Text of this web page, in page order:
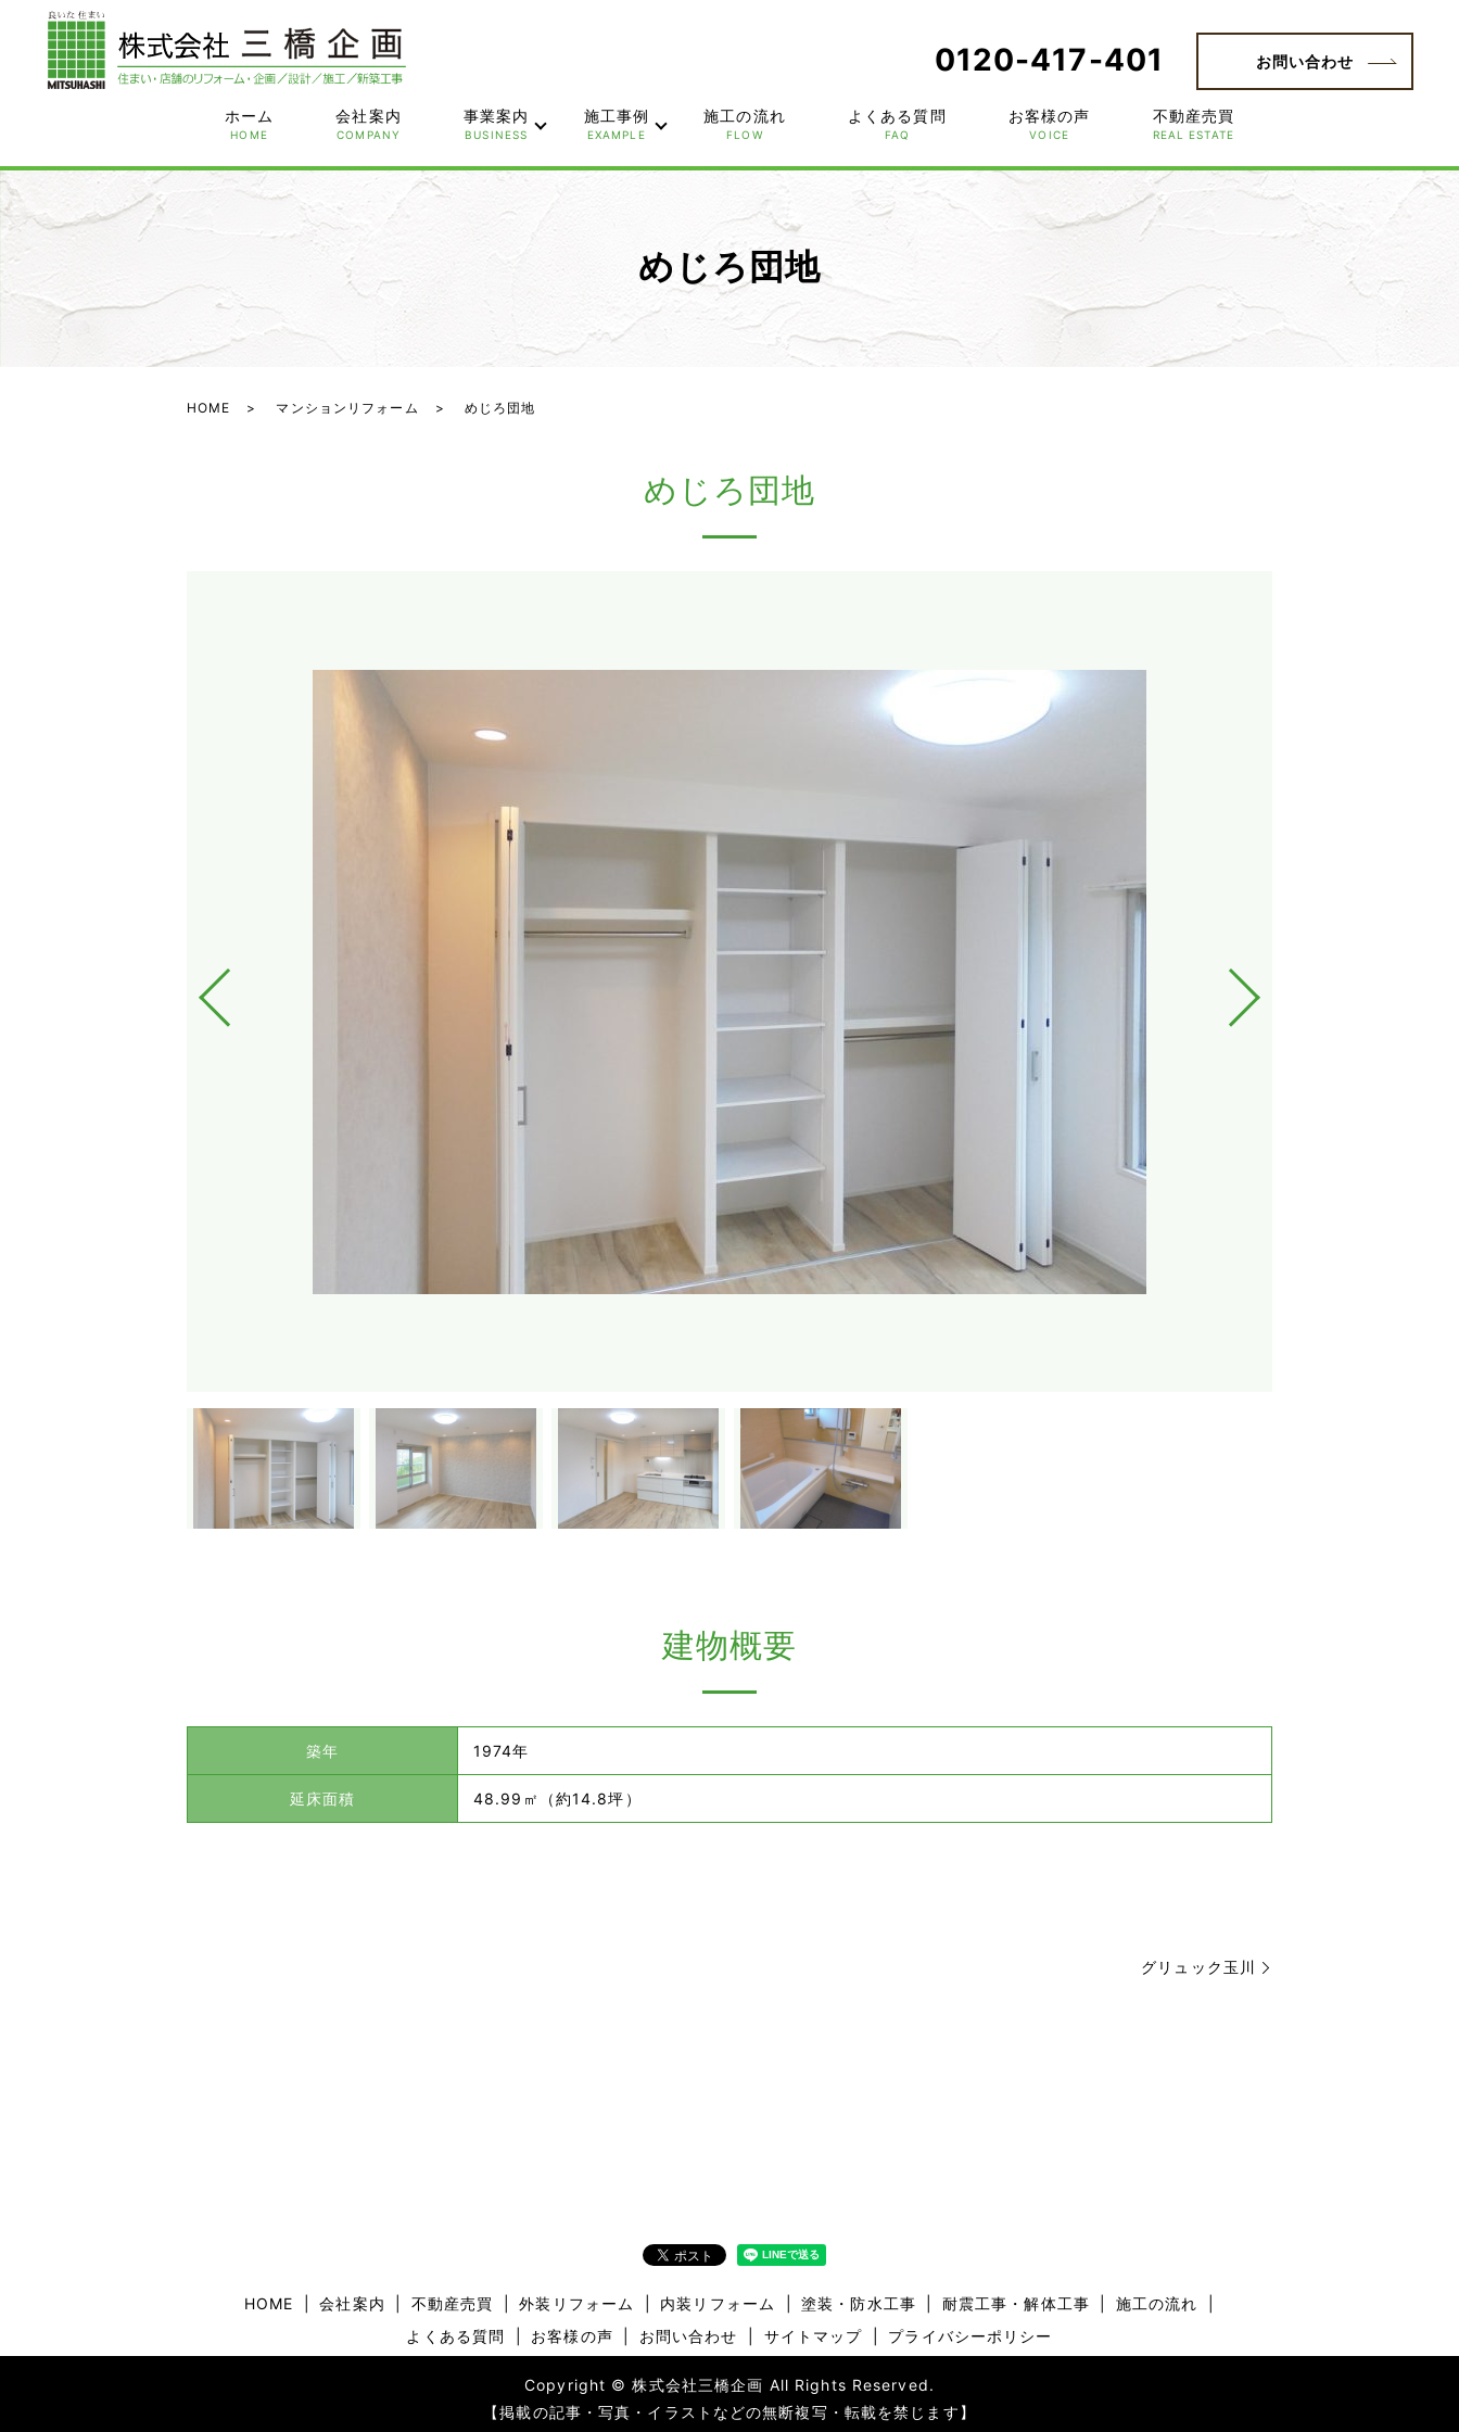
ホーム
HOME
会社案内
COMPANY
事業案内
BUSINESS
施工事例
EXAMPLE
施工の流れ
FLOW
よくある質問
FAQ
お客様の声
VOICE
不動産売買
REAL ESTATE
お問い合わせ
0120-417-401
めじろ団地
HOME マンションリフォーム めじろ団地
めじろ団地
建物概要
築年 1974年
延床面積 48.99㎡（約14.8坪）
グリュック玉川
HOME 会社案内 不動産売買 外装リフォーム 内装リフォーム 塗装・防水工事 耐震工事・解体工事
施工の流れ
よくある質問
お客様の声 お問い合わせ サイトマップ プライバシーポリシー
Copyright © 株式会社三橋企画 All Rights Reserved.
【掲載の記事・写真・イラストなどの無断複写・転載を禁じます】